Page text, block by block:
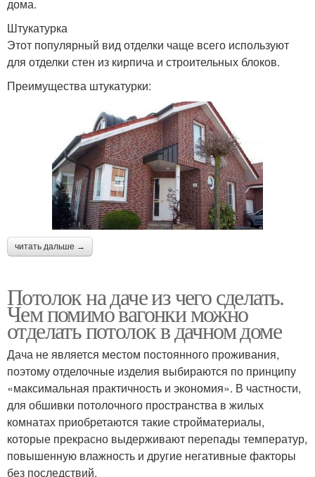
дома.
Штукатурка
Этот популярный вид отделки чаще всего используют
для отделки стен из кирпича и строительных блоков.
Преимущества штукатурки:
читать дальше →
Потолок на даче из чего сделать.
Чем помимо вагонки можно
отделать потолок в дачном доме
Дача не является местом постоянного проживания,
поэтому отделочные изделия выбираются по принципу
«максимальная практичность и экономия». В частности,
для обшивки потолочного пространства в жилых
комнатах приобретаются такие стройматериалы,
которые прекрасно выдерживают перепады температур,
повышенную влажность и другие негативные факторы
без последствий.